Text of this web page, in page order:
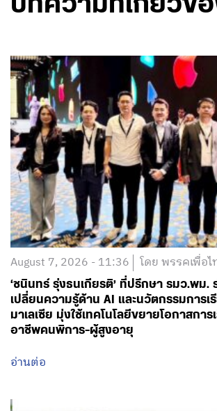
August 7, 2026 - 11:36 โดย พรรคเพื่อไ
‘ชนินทร์ รุ่งธนเกียรติ’ ที่ปรึกษา รมว.พม.
เปลี่ยนความรู้ด้าน AI และนวัตกรรมการเ
มาเลเซีย มุ่งใช้เทคโนโลยีขยายโอกาสกา
อาชีพคนพิการ-ผู้สูงอายุ
อ่านต่อ